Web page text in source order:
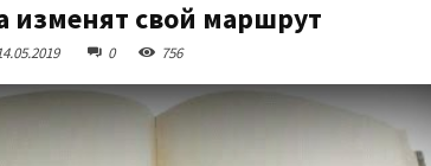
изменят свой маршрут
0 756